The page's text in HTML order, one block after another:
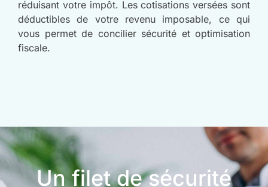
réduisant votre impôt. Les cotisations versées sont
déductibles de votre revenu imposable, ce qui
vous permet de concilier sécurité et optimisation
fiscale.
Un filet de sécurité